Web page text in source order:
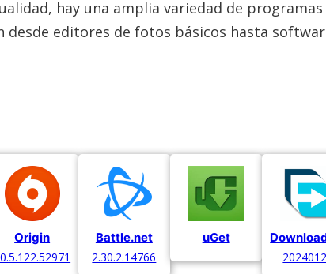
hay una amplia variedad de
desde editores de fotos básicos hasta
Origin
Battle.net
2.30.2.14766
uGet